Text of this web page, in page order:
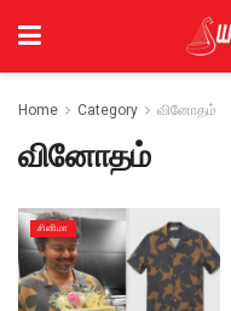
Home Category வினோதம்
வினோதம்
சினிமா